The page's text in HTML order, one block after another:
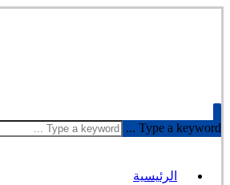
Type a keyword ...
الرئيسية